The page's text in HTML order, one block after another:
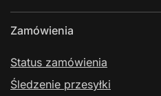
Zamówienia
Status zamówienia
Śledzenie przesyłki